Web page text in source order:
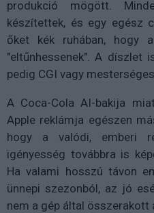
produkció mögött.
készítettek, és egy egész
őket kék ruhában, hogy
"eltűnhessenek". A díszlet
pedig CGI vagy
A Coca-Cola AI-bakija
Apple reklámja egészen
hogy a valódi, emberi
igényesség továbbra is
Ha valami hosszú távon
ünnepi szezonból, az jó
nem a gép által összerakott